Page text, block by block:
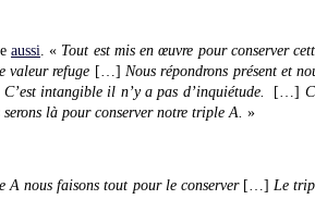
aussi . « Tout est mis en œuvre pour conserver
valeur refuge […] Nous répondrons présent et
intangible il n’y a pas d’inquiétude.
[…]
serons là pour conserver notre triple A. »
A nous faisons tout pour le conserver[…] Le